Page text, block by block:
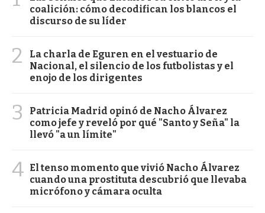
coalición: cómo decodifican los blancos el
discurso de su líder
2
La charla de Eguren en el vestuario de
Nacional, el silencio de los futbolistas y el
enojo de los dirigentes
3
Patricia Madrid opinó de Nacho Álvarez
como jefe y reveló por qué "Santo y Seña" la
llevó "a un límite"
4 El tenso momento que vivió Nacho Álvarez
cuando una prostituta descubrió que llevaba
micrófono y cámara oculta